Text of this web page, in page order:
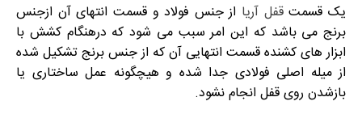
یک قسمتقفل آریا از جنس فولاد و قسمت انتهای آن ازجنس
برنج می باشد که این امر سبب می شود که درهنگام کشش با
ابزار های کشنده قسمت انتهایی آن که از جنس برنج تشکیل شده
از میله اصلی فولادی جدا شده و هیچگونه عمل ساختاری یا
بازشدن روی قفل انجام نشود.